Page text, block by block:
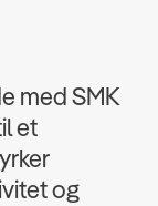
med SMK
et
og